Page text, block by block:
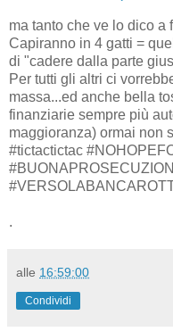
ma tanto che ve lo dico a
Capiranno in 4 gatti =
di "cadere dalla parte
Per tutti gli altri ci
massa...ed anche bella
finanziarie sempre più
maggioranza) ormai non
#tictactictac
.
alle 16:59:00
Condividi